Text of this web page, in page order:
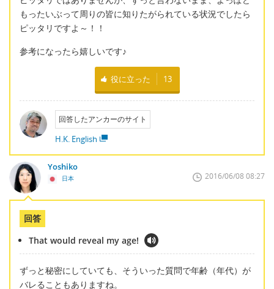
もったいぶって周りの皆に知りたがられている状況でしたら
ピッタリですよ～！！
参考になったら嬉しいです♪
役に立った 13
回答したアンカーのサイト
H.K. English
Yoshiko
日本 2016/06/08 08:27
回答
That would reveal my age!
ずっと秘密にしていても、そういった質問で年齢（年代）が
バレることもありますね。